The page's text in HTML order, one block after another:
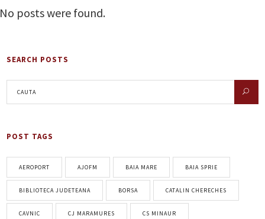
No posts were found.
SEARCH POSTS
POST TAGS
AEROPORT AJOFM BAIA MARE BAIA SPRIE
BIBLIOTECA JUDETEANA BORSA CATALIN CHERECHES
CAVNIC CJ MARAMURES CS MINAUR